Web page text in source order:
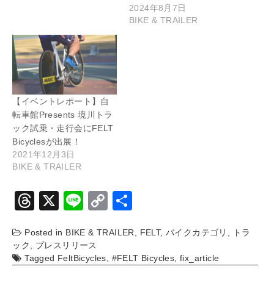
2024年8月7日
BIKE & TRAILER
【イベントレポート】自
転車館Presents 境川トラ
ック試乗・走行会にFELT
Bicyclesが出展！
2021年12月3日
BIKE & TRAILER
T
e
a
X
Li
e
C
p
y
Posted in BIKE & TRAILER FELT,バイクカテゴリ
トラ
ック
プレスリリース
Tagged FeltBicycles #FELT Bicycles ,fix_article